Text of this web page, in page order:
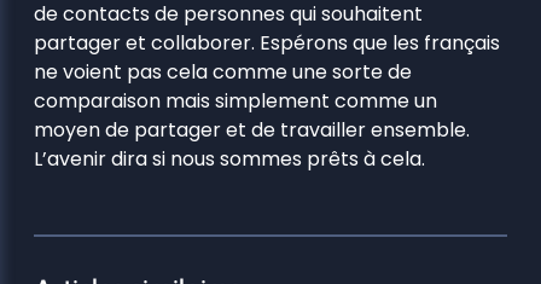
de contacts de personnes qui souhaitent
partager et collaborer. Espérons que les français
ne voient pas cela comme une sorte de
comparaison mais simplement comme un
moyen de partager et de travailler ensemble.
L’avenir dira si nous sommes prêts à cela.